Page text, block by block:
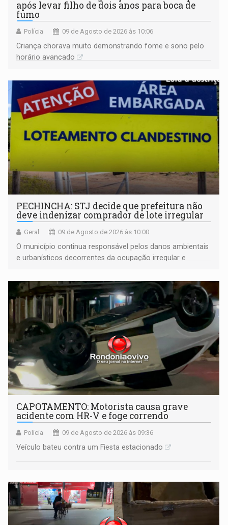
após levar filho de dois anos para boca de
fumo
Polícia 09 de Agosto de 2026 às 10:06
Criança chorava muito demonstrando fome e sono pelo
horário avançado
PECHINCHA: STJ decide que prefeitura não
deve indenizar comprador de lote irregular
Geral 09 de Agosto de 2026 às 10:00
O município continua responsável pelos danos ambientais
e urbanísticos decorrentes da ocupação irregular e
CAPOTAMENTO: Motorista causa grave
acidente com HR-V e foge correndo
Polícia 09 de Agosto de 2026 às 09:36
Veículo bateu contra um Fiesta estacionado